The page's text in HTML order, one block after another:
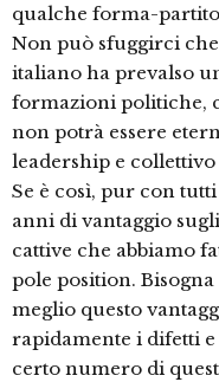
qualche forma-
Non può sfuggirci
italiano ha prevalso
formazioni politiche,
non potrà essere
leadership e
Se è così, pur con
anni di vantaggio
cattive che abbiamo
pole position.
meglio questo
rapidamente i difetti
certo numero di